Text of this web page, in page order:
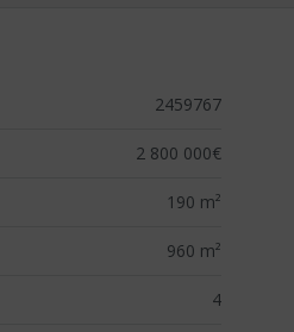
2459767
2 800 000€
190 m²
960 m²
4